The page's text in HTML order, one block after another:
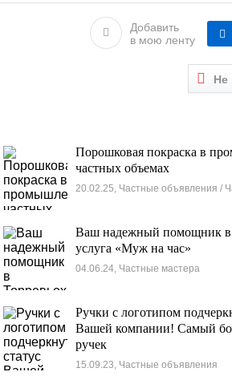
Добавить
в мою ленту
Не
Порошковая покраска в
частных объемах
20.02.25, Частные объявления /
Ваш надежный помощник в
услуга «Муж на час»
04.06.24, Частные мастера
Ручки с логотипом
Вашей компании! Самый
ручек
15.09.23, Частные объявления